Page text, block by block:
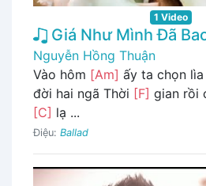
1 Video
Giá Như Mình Đã
Nguyễn Hồng Thuận
Vào hôm [Am] ấy ta chọn lìa
đời hai ngã Thời [F] gian rồi
[C] lạ ...
Điệu: Ballad